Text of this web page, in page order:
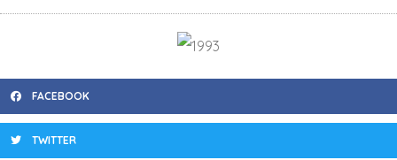
FACEBOOK
TWITTER